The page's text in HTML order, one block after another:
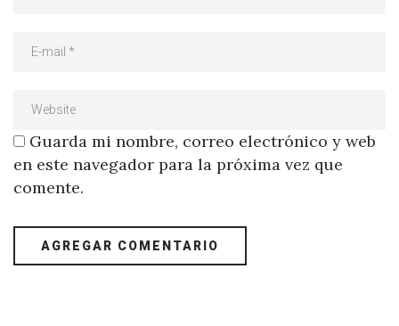
Guarda mi nombre, correo electrónico y web
en este navegador para la próxima vez que
comente.